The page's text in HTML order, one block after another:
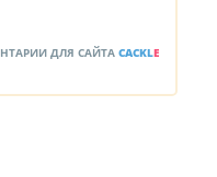
ДЛЯ САЙТА CACKLE